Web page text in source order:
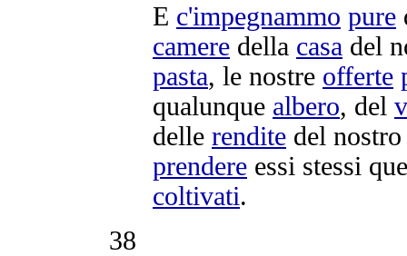
E c'impegnammo pure
camere della casa del
pasta, le nostre offerte
qualunque albero, del
delle rendite del
prendere essi stessi
coltivati.
38